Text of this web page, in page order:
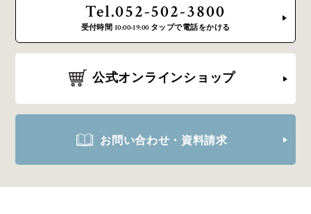
Tel.052-502-3800
受付時間 10:00-19:00 タップで電話をかける
公式オンラインショップ
お問い合わせ・資料請求